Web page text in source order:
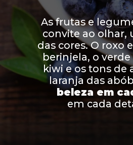
As frutas e
convite ao olhar,
das cores. O roxo
berinjela, o
kiwi e os tons de
beleza em
em cada